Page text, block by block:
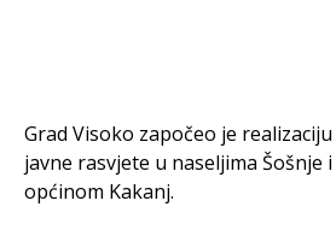
Grad Visoko započeo je
javne rasvjete u naseljima Šošnje
općinom Kakanj.